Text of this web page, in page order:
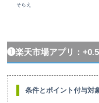
そらえ
❶楽天市場アプリ：
条件とポイント付与対